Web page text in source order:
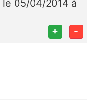
le 05/04/2014 à
+ -